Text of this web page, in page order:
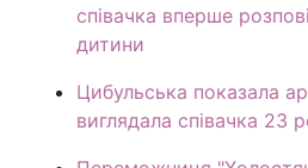
співачка вперше
дитини
Цибульська показала
виглядала співачка 23